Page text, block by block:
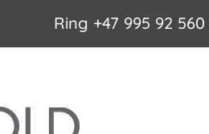
Ring +47 995 92 560